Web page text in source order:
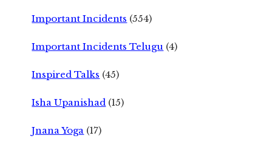
Important Incidents (554)
Important Incidents Telugu (4)
Inspired Talks (45)
Isha Upanishad (15)
Jnana Yoga (17)